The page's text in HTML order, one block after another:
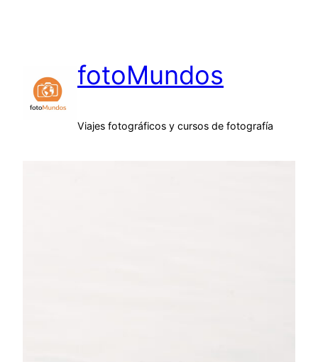
fotoMundos
Viajes fotográficos y cursos de fotografía